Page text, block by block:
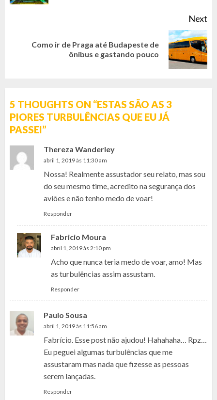
Next
Como ir de Praga até Budapeste de
ônibus e gastando pouco
5 THOUGHTS ON “ESTAS SÃO AS 3
PIORES TURBULÊNCIAS QUE EU JÁ
PASSEI”
Thereza Wanderley
abril 1, 2019 às 11:30 am
Nossa! Realmente assustador seu relato, mas sou
do seu mesmo time, acredito na segurança dos
aviões e não tenho medo de voar!
Responder
Fabricio Moura
abril 1, 2019 às 2:10 pm
Acho que nunca teria medo de voar, amo! Mas
as turbulências assim assustam.
Responder
Paulo Sousa
abril 1, 2019 às 11:56 am
Fabrício. Esse post não ajudou! Hahahaha… Rpz…
Eu peguei algumas turbulências que me
assustaram mas nada que fizesse as pessoas
serem lançadas.
Responder